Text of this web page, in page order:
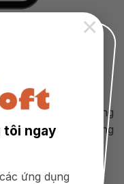
tôi ngay
ứng dụng
×
mang
hàng giúp mở rộng
phối được hàng
dùng hơn.
hóa, khách hàng.